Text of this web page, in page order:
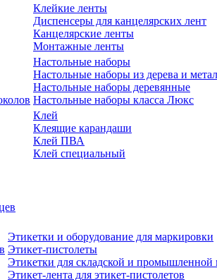
Клейкие ленты
Диспенсеры для канцелярских лент
Канцелярские ленты
Монтажные ленты
Настольные наборы
Настольные наборы из дерева и
Настольные наборы деревянные
Настольные наборы класса Люкс
Клей
Клеящие карандаши
Клей ПВА
Клей специальный
Этикетки и оборудование для маркировки
Этикет-пистолеты
Этикетки для складской и промышленной
Этикет-лента для этикет-пистолетов